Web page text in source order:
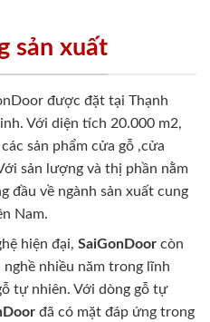
sản xuất
được đặt tại Thạnh
Với diện tích 20.000 m2,
sản phẩm cửa gỗ ,cửa
sản lượng và thị phần nằm
đầu về ngành sản xuất cung
Nam.
hiện đại, SaiGonDoor còn
nhiều năm trong lĩnh
tự nhiên. Với dòng gỗ tự
đã có mặt đáp ứng trong